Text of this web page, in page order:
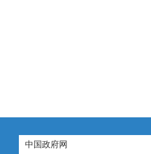
中国政府网